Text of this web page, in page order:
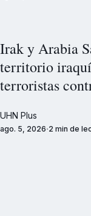
Irak y Arabia
territorio iraquí
terroristas
UHN Plus
ago. 5, 2026 2 min de